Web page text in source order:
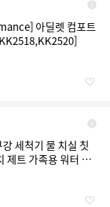
아딜렛 컴포트
세척기 물 치실 칫
제트 가족용 워터 플